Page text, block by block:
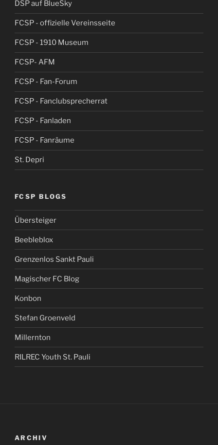
DSP auf BlueSky
FCSP - offizielle Vereinsseite
FCSP - 1910 Museum
FCSP- AFM
FCSP - Fan-Forum
FCSP - Fanclubsprecherrat
FCSP - Fanladen
FCSP - Fanräume
St. Depri
FCSP BLOGS
Übersteiger
Beebleblox
Grenzenlos Sankt Pauli
Magischer FC Blog
Konbon
Stefan Groenveld
Millernton
RILREC Youth St. Pauli
ARCHIV